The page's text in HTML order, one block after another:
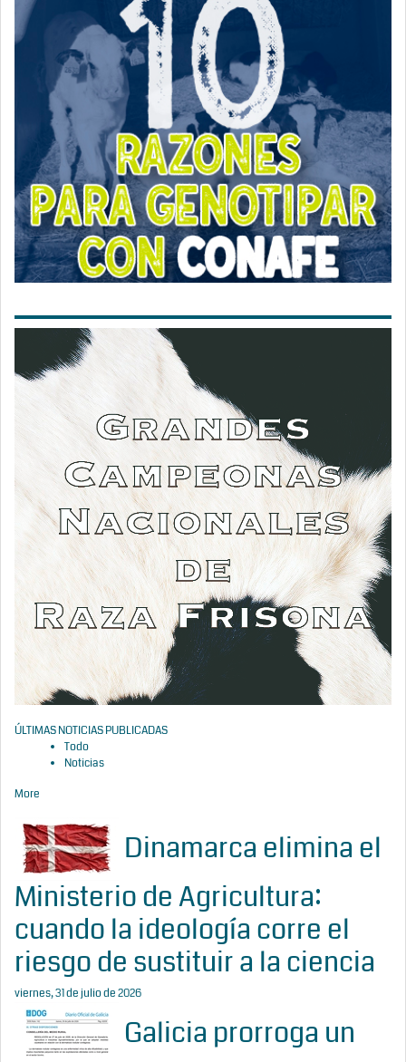
ÚLTIMAS NOTICIAS PUBLICADAS
Todo
Noticias
More
Dinamarca elimina el
Ministerio de Agricultura:
cuando la ideología corre el
riesgo de sustituir a la ciencia
viernes, 31 de julio de 2026
Galicia prorroga un